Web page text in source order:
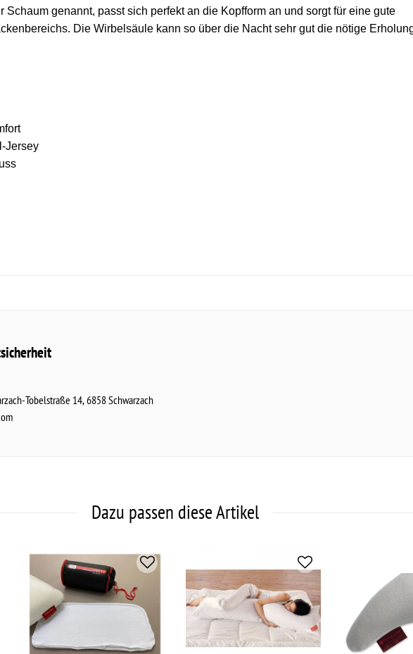
Schaum genannt, passt sich perfekt an die Kopfform an und sorgt für eine gute
Die Wirbelsäule kann so über die Nacht sehr gut die nötige
Jersey
Tobelstraße 14 6858Schwarzach
Dazu passen diese Artikel